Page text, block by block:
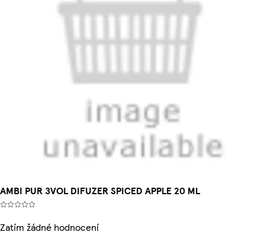
AMBI PUR 3VOL DIFUZER SPICED APPLE 20 ML
Zatím žádné hodnocení